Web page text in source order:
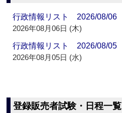
行政情報リスト 2026/08/06
2026年08月06日 (木)
行政情報リスト 2026/08/05
2026年08月05日 (水)
登録販売者試験・日程一覧